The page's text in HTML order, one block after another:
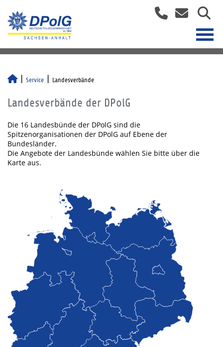
Service Landesverbände
Landesverbände der DPolG
Die 16 Landesbünde der DPolG sind die
Spitzenorganisationen der DPolG auf Ebene der
Bundesländer.
Die Angebote der Landesbünde wählen Sie bitte über die
Karte aus.